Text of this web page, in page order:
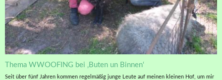
Thema WWOOFING bei ‚Buten un Binnen‘
Seit über fünf Jahren kommen regelmäßig junge Leute auf meinen kleinen Hof, um mir